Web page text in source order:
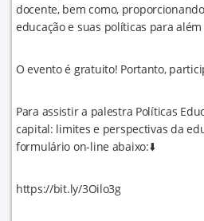
docente, bem como,
educação e suas políticas para
O evento é gratuito! Portanto,
Para assistir a palestra Políticas
capital: limites e perspectivas da
formulário on-line abaixo:⬇️
https://bit.ly/3Oilo3g